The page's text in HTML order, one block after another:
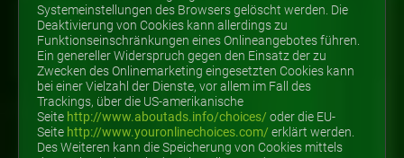
Systemeinstellungen des Browsers gelöscht werden. Die
Deaktivierung von Cookies kann allerdings zu
Funktionseinschränkungen eines Onlineangebotes führen.
Ein genereller Widerspruch gegen den Einsatz der zu
Zwecken des Onlinemarketing eingesetzten Cookies kann
bei einer Vielzahl der Dienste, vor allem im Fall des
Trackings, über die US-amerikanische
Seite http://www.aboutads.info/choices/ oder die EU-
Seite http://www.youronlinechoices.com/ erklärt werden.
Des Weiteren kann die Speicherung von Cookies mittels